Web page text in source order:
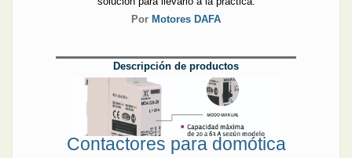
Por Motores DAFA
Descripción de productos
Contactores para domótica